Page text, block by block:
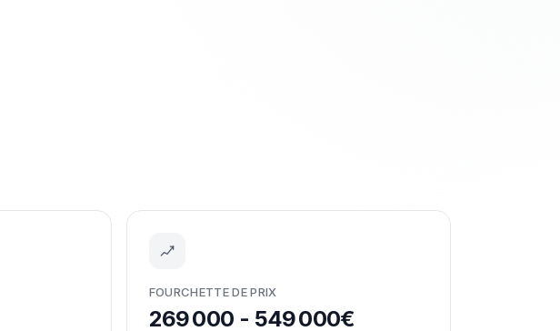
FOURCHETTE DE PRIX
269 000 - 549 000€